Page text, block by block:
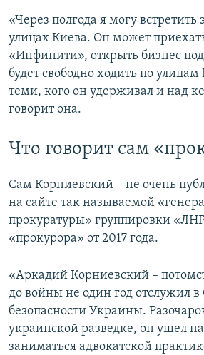
«Через полгода я могу встретить
улицах Киева. Он может
«Инфинити», открыть бизнес
будет свободно ходить по улицам
теми, кого он удерживал и над
говорит она.
Что говорит сам
Сам Корниевский – не очень
на сайте так называемой
прокуратуры» группировки
«прокурора» от 2017 года.
«Аркадий Корниевский –
до войны не один год отслужил в
безопасности Украины.
украинской разведке, он ушел
заниматься адвокатской